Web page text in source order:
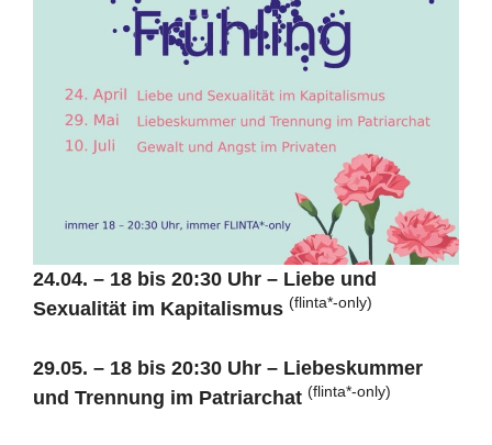
24.04. – 18 bis 20:30 Uhr – Liebe und
Sexualität im Kapitalismus (flinta*-only)
29.05. – 18 bis 20:30 Uhr – Liebeskummer
und Trennung im Patriarchat (flinta*-only)